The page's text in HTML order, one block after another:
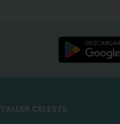
TALLER CELESTE